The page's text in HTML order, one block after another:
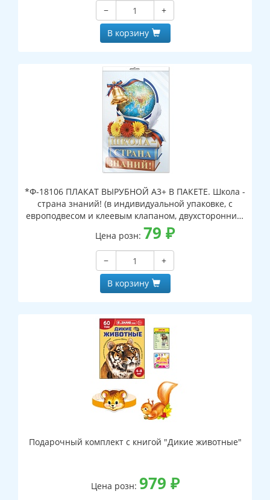
−
+
В корзину
*Ф-18106 ПЛАКАТ ВЫРУБНОЙ А3+ В ПАКЕТЕ. Школа -
страна знаний! (в индивидуальной упаковке, с
европодвесом и клеевым клапаном, двухсторонний,
ВД-лак)
Цена розн: 79 ₽
−
+
В корзину
Подарочный комплект с книгой "Дикие животные"
Цена розн: 979 ₽